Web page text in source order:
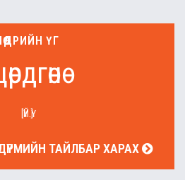
ҮГ
[ҮЙ.Ү]
ТАЙЛБАР ХАРАХ